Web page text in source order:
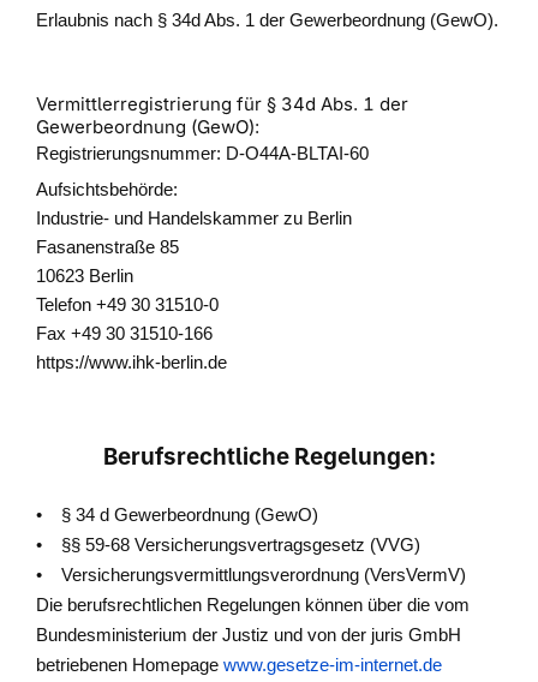
Erlaubnis nach § 34d Abs. 1 der Gewerbeordnung (GewO).
Vermittlerregistrierung für § 34d Abs. 1 der
Gewerbeordnung (GewO):
Registrierungsnummer: D-O44A-BLTAI-60
Aufsichtsbehörde:
Industrie- und Handelskammer zu Berlin
Fasanenstraße 85
10623 Berlin
Telefon +49 30 31510-0
Fax +49 30 31510-166
https://www.ihk-berlin.de
Berufsrechtliche Regelungen:
• § 34 d Gewerbeordnung (GewO)
• §§ 59-68 Versicherungsvertragsgesetz (VVG)
• Versicherungsvermittlungsverordnung (VersVermV)
Die berufsrechtlichen Regelungen können über die vom
Bundesministerium der Justiz und von der juris GmbH
betriebenen Homepage www.gesetze-im-internet.de